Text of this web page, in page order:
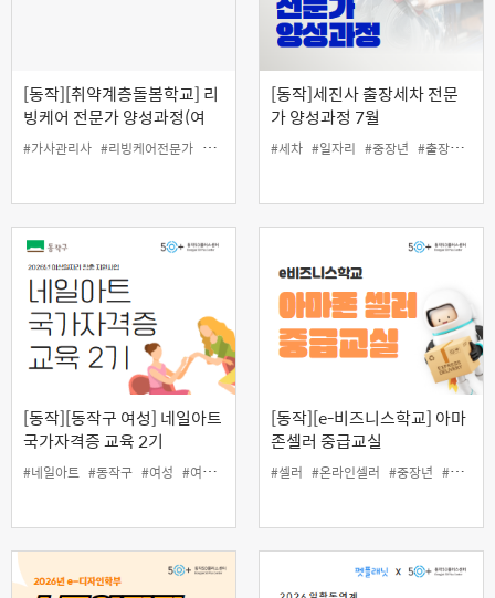
[동작][취약계층돌봄학교] 리
빙케어 전문가 양성과정(여
성) 8월
#가사관리사 #리빙케어전문가 #일자리 #중장년
[동작]세진사 출장세차 전문
가 양성과정 7월
#세차 #일자리 #중장년 #출장세차
[동작][동작구 여성] 네일아트
국가자격증 교육 2기
#네일아트 #동작구 #여성 #여성일자리 #일자리 #창업
[동작][e-비즈니스학교] 아마
존셀러 중급교실
#셀러 #온라인셀러 #중장년 #창업